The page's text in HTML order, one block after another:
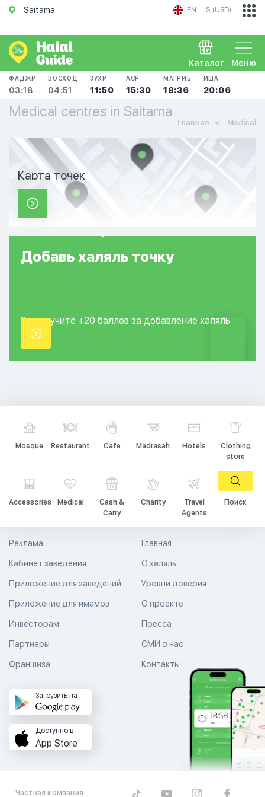
Saitama EN $ (USD)
Меню
Каталог
ФАДЖР
03:18
ВОСХОД
04:51
ЗУХР
11:50
АСР
15:30
МАГРИБ
18:36
ИША
20:06
Medical centres in Saitama
Главная Medical
Карта точек
Добавь халяль точку
Вы получите +20 баллов за добавление халяль
точки.
Mosque Restaurant Cafe Madrasah Hotels
Clothing
store
Accessories Medical
Cash &
Carry
Charity
Travel
Agents
Поиск
Главная
О халяль
Уровни доверия
Реклама
Кабинет заведения
Приложение для заведений
Приложение для имамов О проекте
Пресса
СМИ о нас
Контакты
Инвесторам
Партнеры
Франшиза
Загрузить на
Доступно в
App Store
Частная компания